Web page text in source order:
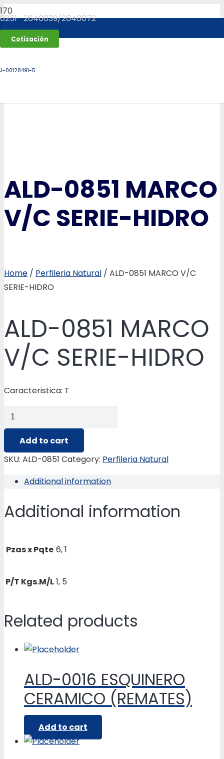
0251- 2640039/2640072
Cotización
J-00128491-5
ALD-0851 MARCO
V/C SERIE-HIDRO
Home / Perfileria Natural / ALD-0851 MARCO V/C
SERIE-HIDRO
ALD-0851 MARCO
V/C SERIE-HIDRO
Caracteristica: T
ALD-
0851
MARCO
V/C
HIDRO
Add to cart
SKU: ALD-0851 Category: Perfileria Natural
Additional information
Additional information
Pzas x Pqte 6, 1
P/T Kgs.M/L1, 5
Related products
ALD-0016 ESQUINERO
CERAMICO (REMATES)
Add to cart